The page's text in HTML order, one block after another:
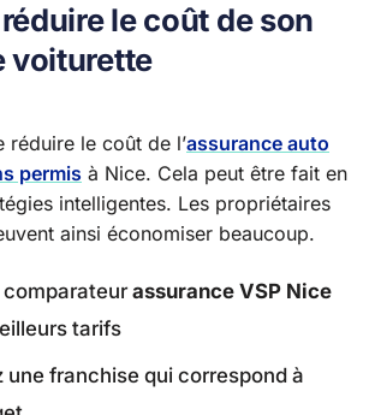
le coût de son
voiturette
réduire le coût de l’assurance auto
permis à Nice. Cela peut être fait en
intelligentes. Les propriétaires
ainsi économiser beaucoup.
comparateurassurance VSP Nice
tarifs
une franchise qui correspond à